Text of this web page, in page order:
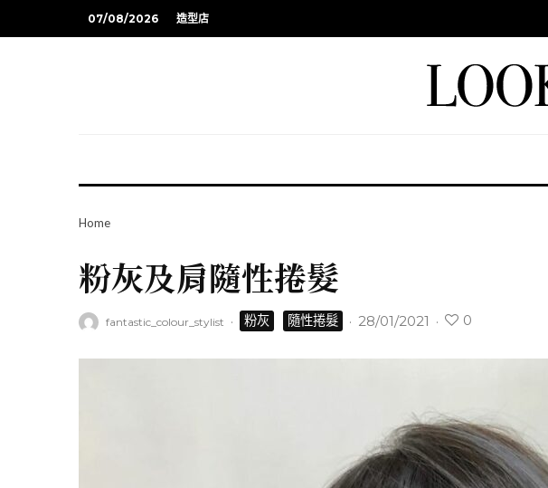
07/08/2026 造型店
Home
粉灰及肩隨性捲髮
fantastic_colour_stylist · 粉灰 隨性捲髮 · 28/01/2021 · 0